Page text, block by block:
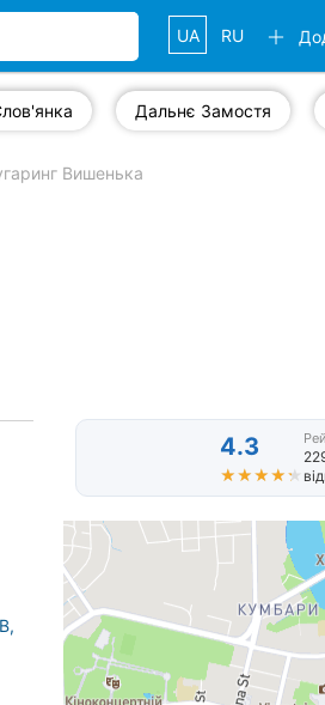
UA RU
Дальнє Замостя
Вишенька
4.3
★★★★★
★★★★★